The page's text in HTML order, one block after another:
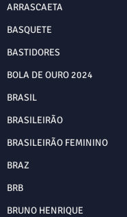
ARRASCAETA
BASQUETE
BASTIDORES
BOLA DE OURO 2024
BRASIL
BRASILEIRÃO
BRASILEIRÃO FEMININO
BRAZ
BRB
BRUNO HENRIQUE